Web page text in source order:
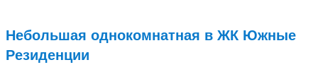
Небольшая однокомнатная в ЖК Южные
Резиденции